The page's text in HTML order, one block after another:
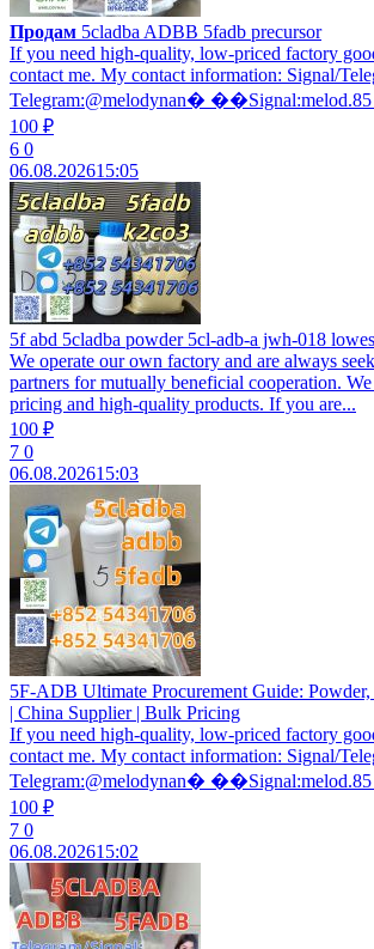
Продам 5cladba ADBB 5fadb precursor
If you need high-quality, low-priced factory
contact me. My contact information: Signal/
Telegram:@melodynan� ��Signal:melod.85
100 ₽
6 0
06.08.202615:05
5f abd 5cladba powder 5cl-adb-a jwh-018
We operate our own factory and are always
partners for mutually beneficial cooperation.
pricing and high-quality products. If you are...
100 ₽
7 0
06.08.202615:03
5F-ADB Ultimate Procurement Guide: Powder,
| China Supplier | Bulk Pricing
If you need high-quality, low-priced factory
contact me. My contact information: Signal/
Telegram:@melodynan� ��Signal:melod.85
100 ₽
7 0
06.08.202615:02